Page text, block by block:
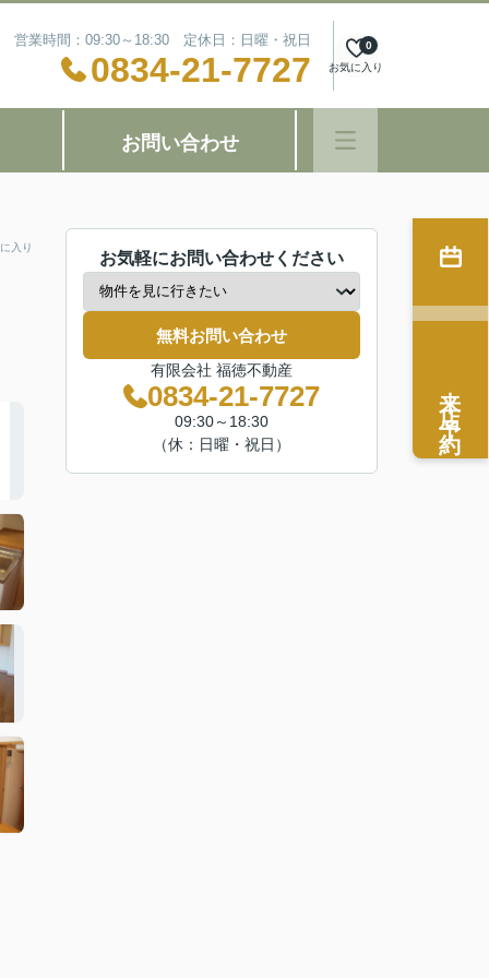
営業時間：09:30～18:30 定休日：日曜・祝日
0834-21-7727 お気に入り
0
お問い合わせ
入り
お気軽にお問い合わせください
無料お問い合わせ
有限会社 福徳不動産
0834-21-7727
09:30～18:30
（休：日曜・祝日）
来店予約